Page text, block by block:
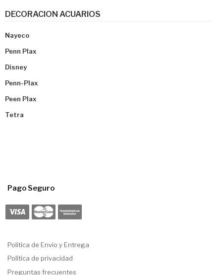
DECORACION ACUARIOS
Nayeco
Penn Plax
Disney
Penn-Plax
Peen Plax
Tetra
Pago Seguro
Politica de Envio y Entrega
Política de privacidad
Preguntas frecuentes